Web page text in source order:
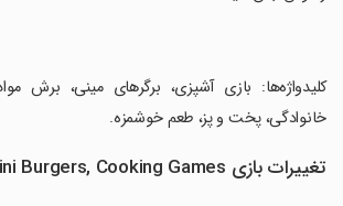
‏کلیدواژه‌ها: بازی آشپزی، برگرهای مینی، برش
خانوادگی، پخت و پز، طعم خوشمزه.
تغییرات بازی Mini Burgers, Cooking Games در نسخه جدید